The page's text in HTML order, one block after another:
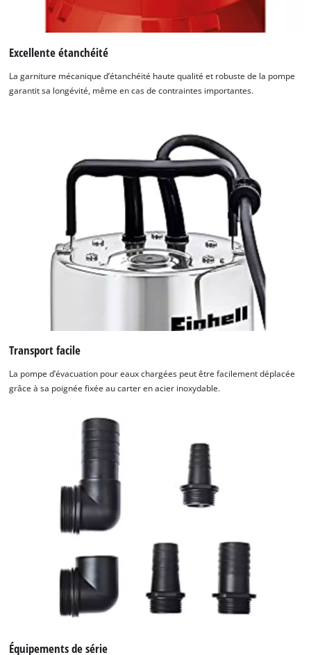
Nous avons besoin de ton accord pour
pouvoir charger Google Maps !
This content is not permitted to load due
to trackers that are not disclosed to the
Excellente étanchéité
La garniture mécanique d’étanchéité haute qualité et robuste de la pompe
garantit sa longévité, même en cas de contraintes importantes.
Transport facile
La pompe d’évacuation pour eaux chargées peut être facilement déplacée
grâce à sa poignée fixée au carter en acier inoxydable.
Équipements de série